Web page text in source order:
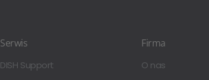
Serwis
DISH Support
Firma
O nas